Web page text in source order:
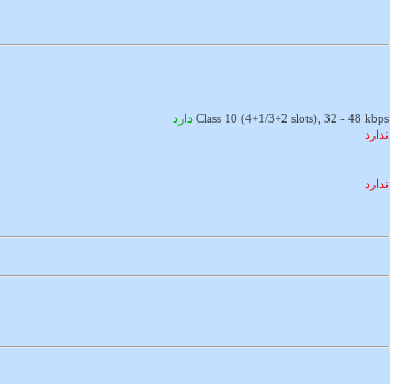
دارد Class 10 (4+1/3+2 slots), 32 - 48 kbps
ندارد
ندارد